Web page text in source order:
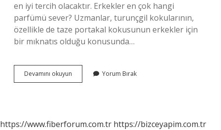
en iyi tercih olacaktır. Erkekler en çok hangi
parfümü sever? Uzmanlar, turunçgil kokularının,
özellikle de taze portakal kokusunun erkekler için
bir mıknatıs olduğu konusunda…
Devamını okuyun
Iyi
Yorum Bırak
https://www.fiberforum.com.tr https://bizceyapim.com.tr